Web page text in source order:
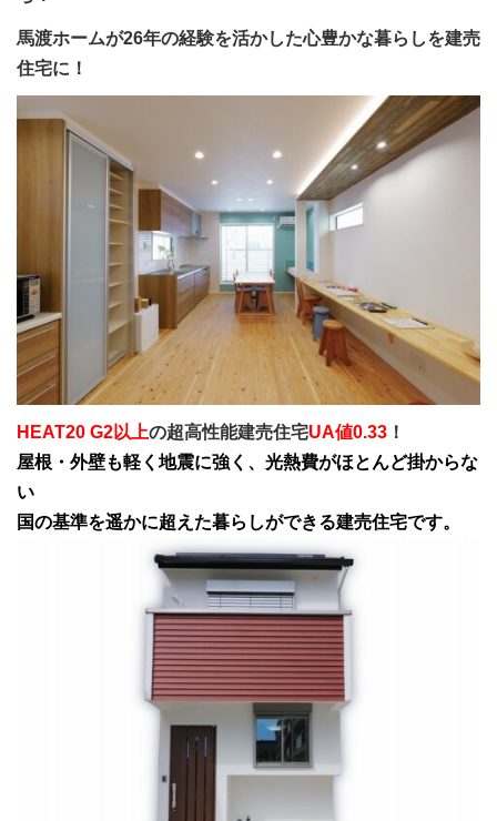
馬渡ホームが26年の経験を活かした心豊かな暮らしを建売
住宅に！
HEAT20 G2以上の超高性能建売住宅UA値0.33 ！
屋根・外壁も軽く地震に強く、光熱費がほとんど掛からな
い
国の基準を遥かに超えた暮らしができる建売住宅です。